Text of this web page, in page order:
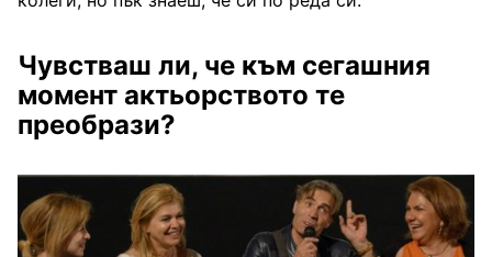
Чувстваш ли, че към сегашния
момент актьорството те
преобрази?